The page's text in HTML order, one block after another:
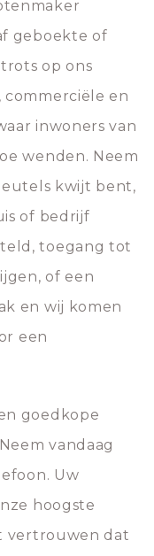
geboekte of
op ons
commerciële en
inwoners van
wenden. Neem
kwijt bent,
of bedrijf
toegang tot
of een
en wij komen
een
goedkope
vandaag
Uw
hoogste
vertrouwen dat